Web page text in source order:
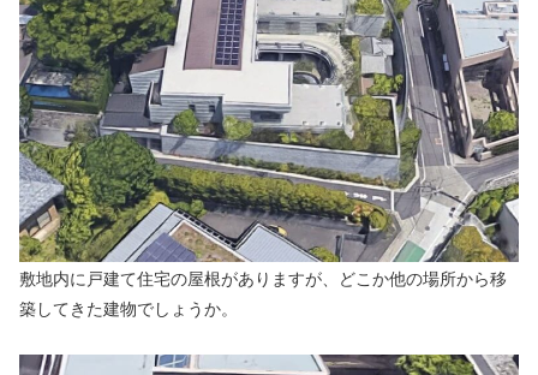
敷地内に戸建て住宅の屋根がありますが、どこか他の場所から移
築してきた建物でしょうか。